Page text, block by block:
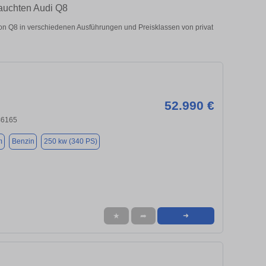
Audi Q8
Q8 in verschiedenen Ausführungen und Preisklassen von privat
52.990 €
Benzin 250 kw (340 PS)
★ ➦ ➜